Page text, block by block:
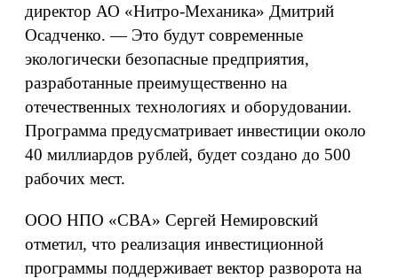
директор АО «Нитро-Механика» Дмитрий
Осадченко. — Это будут современные
экологически безопасные предприятия,
разработанные преимущественно на
отечественных технологиях и оборудовании.
Программа предусматривает инвестиции около
40 миллиардов рублей, будет создано до 500
рабочих мест.
ООО НПО «СВА» Сергей Немировский
отметил, что реализация инвестиционной
программы поддерживает вектор разворота на